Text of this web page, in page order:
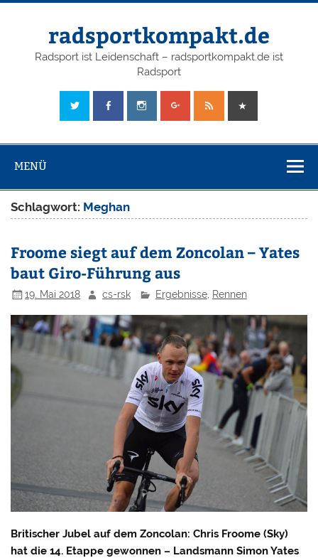
radsportkompakt.de
Radsport ist Leidenschaft – radsportkompakt.de ist
Radsport
MENÜ
Schlagwort: Meghan
Froome siegt auf dem Zoncolan – Yates
baut Giro-Führung aus
19. Mai 2018 cs-rsk Ergebnisse, Rennen
Britischer Jubel auf dem Zoncolan: Chris Froome (Sky)
hat die 14. Etappe gewonnen – Landsmann Simon Yates